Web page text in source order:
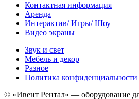
Контактная информация
Аренда
Интерактив/ Игры/ Шоу
Видео экраны
Звук и свет
Мебель и декор
Разное
Политика конфиденциальности
© «Ивент Рентал» — оборудование